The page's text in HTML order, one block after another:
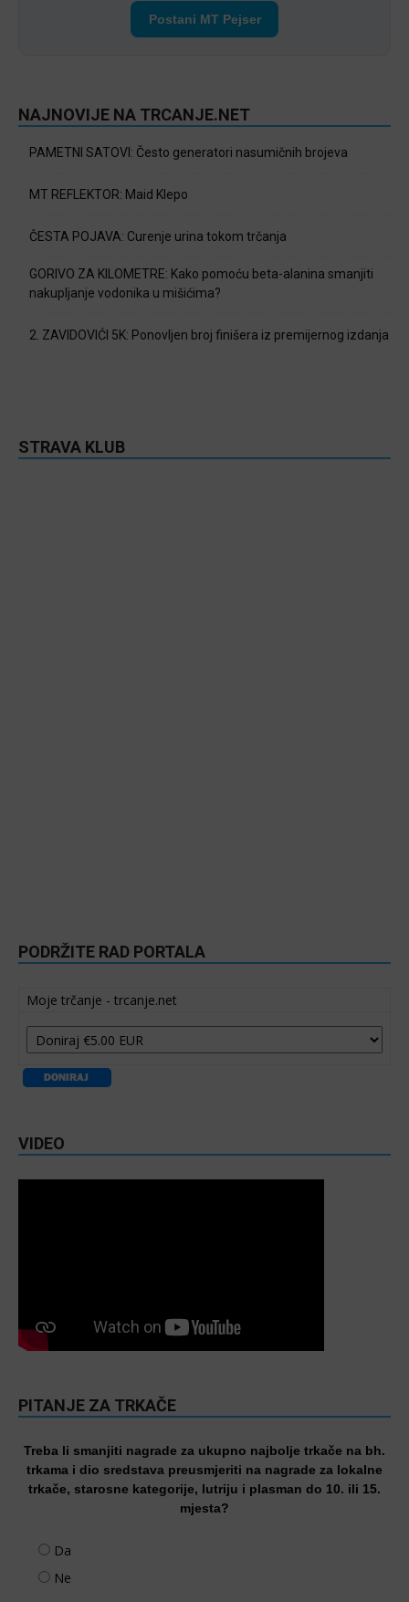
Postani MT Pejser
NAJNOVIJE NA TRCANJE.NET
PAMETNI SATOVI: Često generatori nasumičnih brojeva
MT REFLEKTOR: Maid Klepo
ČESTA POJAVA: Curenje urina tokom trčanja
GORIVO ZA KILOMETRE: Kako pomoću beta-alanina smanjiti
nakupljanje vodonika u mišićima?
2. ZAVIDOVIĆI 5K: Ponovljen broj finišera iz premijernog izdanja
STRAVA KLUB
PODRŽITE RAD PORTALA
Moje trčanje - trcanje.net
VIDEO
PITANJE ZA TRKAČE
Treba li smanjiti nagrade za ukupno najbolje trkače na bh.
trkama i dio sredstava preusmjeriti na nagrade za lokalne
trkače, starosne kategorije, lutriju i plasman do 10. ili 15.
mjesta?
Da
Ne